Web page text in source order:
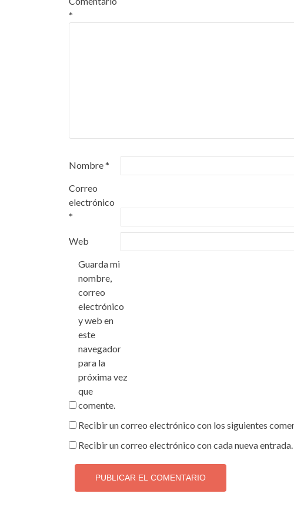
*
Nombre*
Correo
electrónico
*
Web
Guarda mi
nombre,
correo
electrónico
y web en
este
navegador
para la
próxima vez
que
comente.
Recibir un correo electrónico con los siguientes
Recibir un correo electrónico con cada nueva entrada.